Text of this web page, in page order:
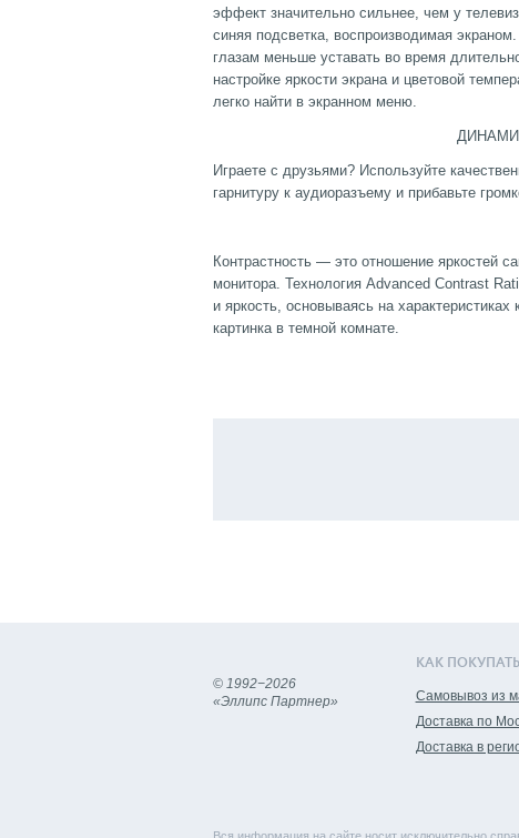
эффект значительно сильнее, чем у
синяя подсветка, воспроизводимая
глазам меньше уставать во время
настройке яркости экрана и цветовой
легко найти в экранном меню.
ДИНАМИКИ И
Играете с друзьями? Используйте
гарнитуру к аудиоразъему и прибавьте
Контрастность ― это отношение яркостей
монитора. Технология Advanced Contrast
и яркость, основываясь на
картинка в темной комнате.
© 1992−2026
«Эллипс Партнер»
КАК
Самовывоз из
Доставка по
Доставка в